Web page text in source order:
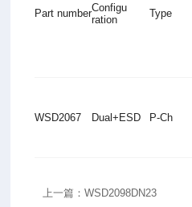
Part numberConfigu
ration
Type
WSD2067 Dual+ESD P-Ch
上一篇：WSD2098DN23